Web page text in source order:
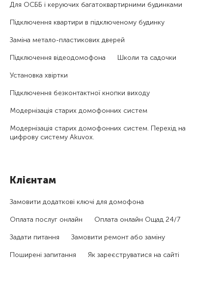
Для ОСББ і керуючих багатоквартирними будинками
Підключення квартири в підключеному будинку
Заміна метало-пластикових дверей
Підключення відеодомофона Школи та садочки
Установка хвіртки
Підключення безконтактної кнопки виходу
Модернізація старих домофонних систем
Модернізація старих домофонних систем. Перехід на
цифрову систему Akuvox.
Клієнтам
Замовити додаткові ключі для домофона
Оплата послуг онлайн Оплата онлайн Ощад 24/7
Задати питання Замовити ремонт або заміну
Поширені запитання Як зареєструватися на сайті